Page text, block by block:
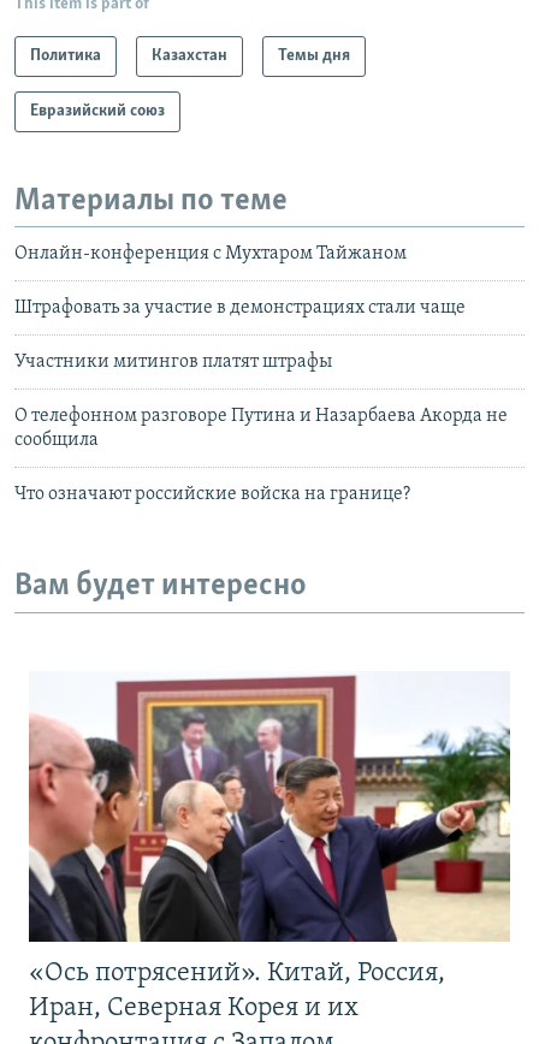
This item is part of
Политика Казахстан Темы дня
Евразийский союз
Материалы по теме
Онлайн-конференция с Мухтаром Тайжаном
Штрафовать за участие в демонстрациях стали чаще
Участники митингов платят штрафы
О телефонном разговоре Путина и Назарбаева Акорда не
сообщила
Что означают российские войска на границе?
Вам будет интересно
«Ось потрясений». Китай, Россия,
Иран, Северная Корея и их